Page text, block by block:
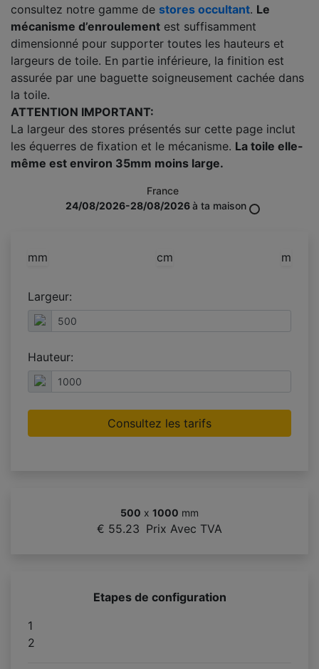
consultez notre gamme de stores occultant. Le
mécanisme d’enroulement est suffisamment
dimensionné pour supporter toutes les hauteurs et
largeurs de toile. En partie inférieure, la finition est
assurée par une baguette soigneusement cachée dans
la toile.
ATTENTION IMPORTANT:
La largeur des stores présentés sur cette page inclut
les équerres de ﬁxation et le mécanisme. La toile elle-
même est environ 35mm moins large.
France
24/08/2026-28/08/2026à ta maison
mm cm m
Largeur:
Hauteur:
Consultez les tarifs
500 x 1000 mm
€ 55.23 Prix Avec TVA
Etapes de configuration
1
2